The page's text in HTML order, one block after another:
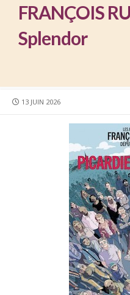
FRANÇOIS
Splendor
PUBLISHED
13 JUIN 2026